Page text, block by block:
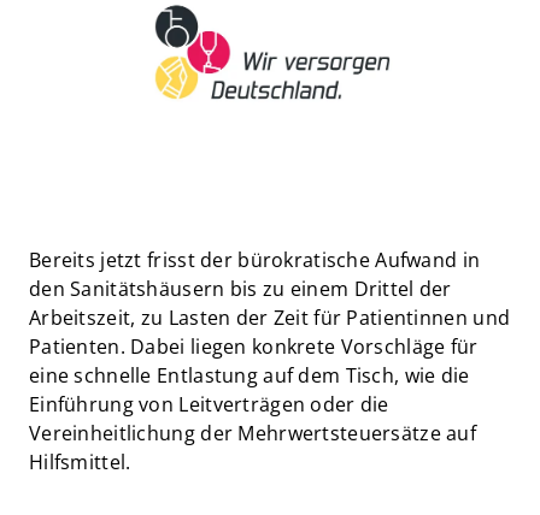
Bereits jetzt frisst der bürokratische Aufwand in
den Sanitätshäusern bis zu einem Drittel der
Arbeitszeit, zu Lasten der Zeit für Patientinnen und
Patienten. Dabei liegen konkrete Vorschläge für
eine schnelle Entlastung auf dem Tisch, wie die
Einführung von Leitverträgen oder die
Vereinheitlichung der Mehrwertsteuersätze auf
Hilfsmittel.